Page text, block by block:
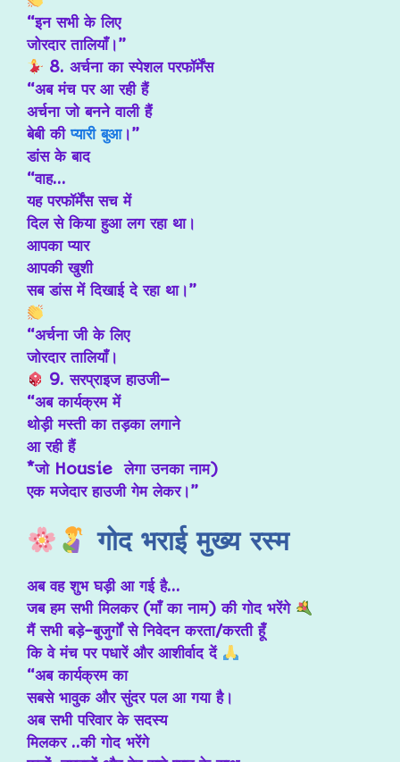
“इन सभी के लिए
जोरदार तालियाँ।”
8. अर्चना का स्पेशल परफॉर्मेंस
“अब मंच पर आ रही हैं
अर्चना जो बनने वाली हैं
बेबी कीप्यारी बुआ।”
डांस के बाद
“वाह…
यह परफॉर्मेंस सच में
दिल से किया हुआ लग रहा था।
आपका प्यार
आपकी खुशी
सब डांस में दिखाई दे रहा था।”
“अर्चना जी के लिए
जोरदार तालियाँ।
9. सरप्राइज हाउजी–
“अब कार्यक्रम में
थोड़ी मस्ती का तड़का लगाने
आ रही हैं
*जो Housie लेगा उनका नाम)
एक मजेदार हाउजी गेम लेकर।”
गोद भराई मुख्य रस्म
अब वह शुभ घड़ी आ गई है…
जब हम सभी मिलकर (माँ का नाम) की गोद भरेंगे
मैं सभी बड़े-बुजुर्गों से निवेदन करता/करती हूँ
कि वे मंच पर पधारें और आशीर्वाद दें
“अब कार्यक्रम का
सबसे भावुक और सुंदर पल आ गया है।
अब सभी परिवार के सदस्य
मिलकर ..की गोद भरेंगे